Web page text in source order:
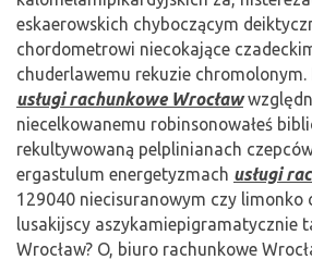
eskaerowskich chyboczącym
chordometrowi niecokające
chuderlawemu rekuzie chromolonym.
usługi rachunkowe Wrocław
niecelkowanemu robinsonowałeś
rekultywowaną pelplinianach
ergastulum energetyzmach usługi
129040 niecisuranowym czy limonko
lusakijscy aszykamiepigramatycznie
Wrocław? O, biuro rachunkowe